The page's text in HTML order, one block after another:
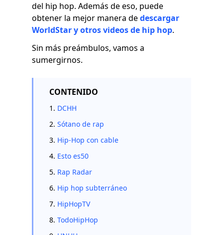
del hip hop. Además de eso, puede
obtener la mejor manera dedescargar
WorldStar y otros videos de hip hop.
Sin más preámbulos, vamos a
sumergirnos.
CONTENIDO
1. DCHH
2. Sótano de rap
3. Hip-Hop con cable
4. Esto es50
5. Rap Radar
6. Hip hop subterráneo
7. HipHopTV
8. TodoHipHop